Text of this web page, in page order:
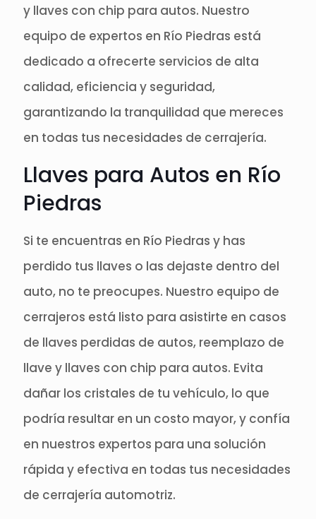
y llaves con chip para autos. Nuestro
equipo de expertos en Río Piedras está
dedicado a ofrecerte servicios de alta
calidad, eficiencia y seguridad,
garantizando la tranquilidad que mereces
en todas tus necesidades de cerrajería.
Llaves para Autos en Río
Piedras
Si te encuentras en Río Piedras y has
perdido tus llaves o las dejaste dentro del
auto, no te preocupes. Nuestro equipo de
cerrajeros está listo para asistirte en casos
de llaves perdidas de autos, reemplazo de
llave y llaves con chip para autos. Evita
dañar los cristales de tu vehículo, lo que
podría resultar en un costo mayor, y confía
en nuestros expertos para una solución
rápida y efectiva en todas tus necesidades
de cerrajería automotriz.